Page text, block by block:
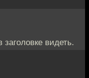
видеть.